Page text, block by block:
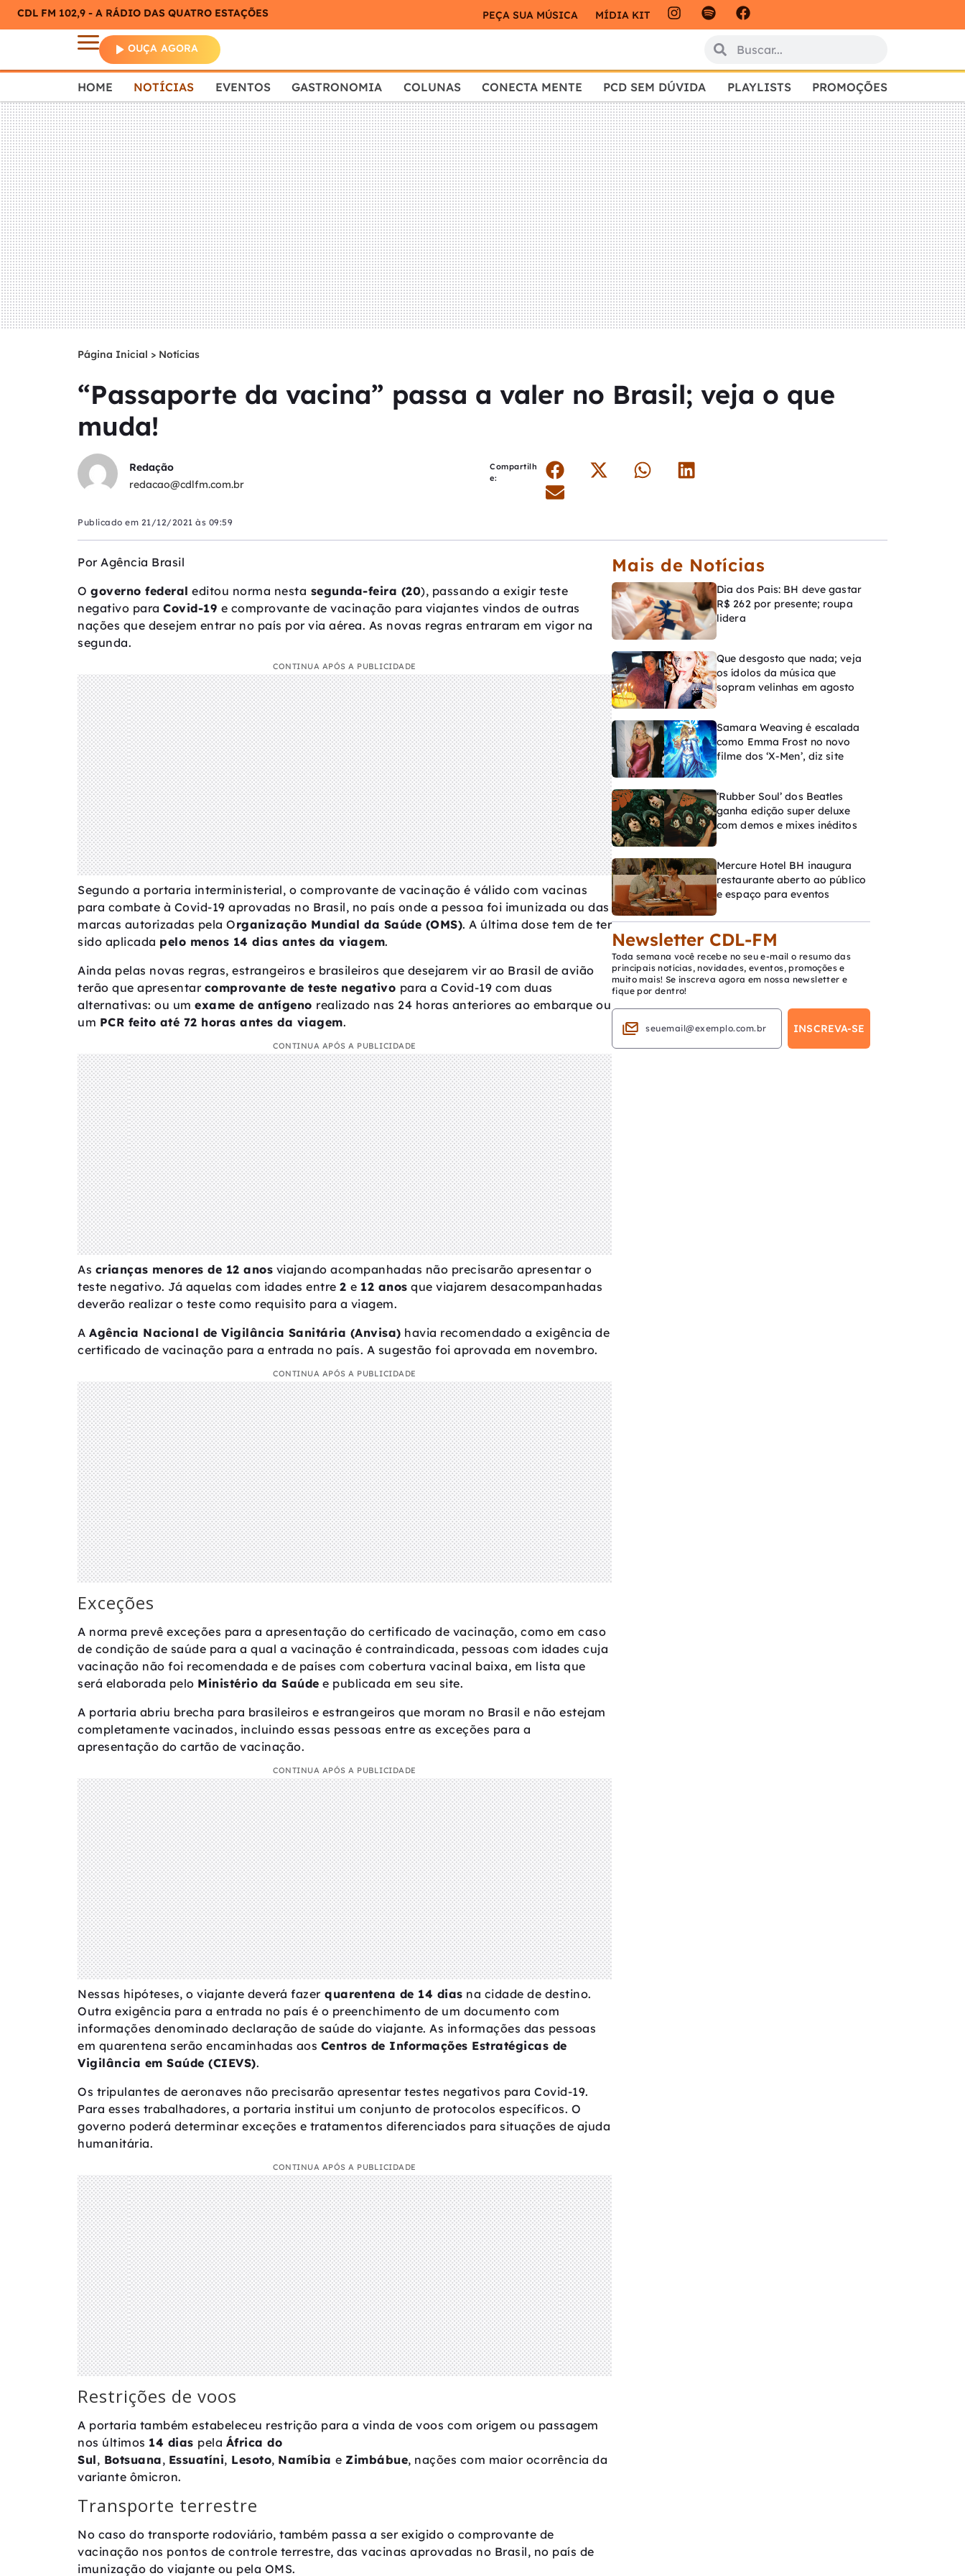
CDL FM 102,9 - A RÁDIO DAS QUATRO ESTAÇÕES PEÇA SUA MÚSICA MÍDIA KIT
OUÇA AGORA
HOME NOTÍCIAS EVENTOS GASTRONOMIA COLUNAS CONECTA MENTE PCD SEM DÚVIDA PLAYLISTS PROMOÇÕES
Página Inicial > Notícias
“Passaporte da vacina” passa a valer no Brasil; veja o que
muda!
Redação
redacao@cdlfm.com.br
Compartilh
e:
Publicado em 21/12/2021 às 09:59
Por Agência Brasil
O governo federal editou norma nesta segunda-feira (20), passando a exigir teste
negativo para Covid-19 e comprovante de vacinação para viajantes vindos de outras
nações que desejem entrar no país por via aérea. As novas regras entraram em vigor na
segunda.
CONTINUA APÓS A PUBLICIDADE
Segundo a portaria interministerial, o comprovante de vacinação é válido com vacinas
para combate à Covid-19 aprovadas no Brasil, no país onde a pessoa foi imunizada ou das
marcas autorizadas pela Organização Mundial da Saúde (OMS). A última dose tem de ter
sido aplicada pelo menos 14 dias antes da viagem.
Ainda pelas novas regras, estrangeiros e brasileiros que desejarem vir ao Brasil de avião
terão que apresentar comprovante de teste negativo para a Covid-19 com duas
alternativas: ou um exame de antígeno realizado nas 24 horas anteriores ao embarque ou
um PCR feito até 72 horas antes da viagem.
CONTINUA APÓS A PUBLICIDADE
As crianças menores de 12 anos viajando acompanhadas não precisarão apresentar o
teste negativo. Já aquelas com idades entre 2 e 12 anos que viajarem desacompanhadas
deverão realizar o teste como requisito para a viagem.
A Agência Nacional de Vigilância Sanitária (Anvisa) havia recomendado a exigência de
certificado de vacinação para a entrada no país. A sugestão foi aprovada em novembro.
CONTINUA APÓS A PUBLICIDADE
Exceções
A norma prevê exceções para a apresentação do certificado de vacinação, como em caso
de condição de saúde para a qual a vacinação é contraindicada, pessoas com idades cuja
vacinação não foi recomendada e de países com cobertura vacinal baixa, em lista que
será elaborada pelo Ministério da Saúde e publicada em seu site.
A portaria abriu brecha para brasileiros e estrangeiros que moram no Brasil e não estejam
completamente vacinados, incluindo essas pessoas entre as exceções para a
apresentação do cartão de vacinação.
CONTINUA APÓS A PUBLICIDADE
Nessas hipóteses, o viajante deverá fazerquarentena de 14 dias na cidade de destino.
Outra exigência para a entrada no país é o preenchimento de um documento com
informações denominado declaração de saúde do viajante. As informações das pessoas
em quarentena serão encaminhadas aos Centros de Informações Estratégicas de
Vigilância em Saúde (CIEVS).
Os tripulantes de aeronaves não precisarão apresentar testes negativos para Covid-19.
Para esses trabalhadores, a portaria institui um conjunto de protocolos específicos. O
governo poderá determinar exceções e tratamentos diferenciados para situações de ajuda
humanitária.
CONTINUA APÓS A PUBLICIDADE
Restrições de voos
A portaria também estabeleceu restrição para a vinda de voos com origem ou passagem
nos últimos 14 dias pela África do
Sul, Botsuana, Essuatíni, Lesoto, Namíbia e Zimbábue, nações com maior ocorrência da
variante ômicron.
Transporte terrestre
No caso do transporte rodoviário, também passa a ser exigido o comprovante de
vacinação nos pontos de controle terrestre, das vacinas aprovadas no Brasil, no país de
imunização do viajante ou pela OMS.
Mais de Notícias
Dia dos Pais: BH deve gastar
R$ 262 por presente; roupa
lidera
Que desgosto que nada; veja
os ídolos da música que
sopram velinhas em agosto
Samara Weaving é escalada
como Emma Frost no novo
filme dos ‘X-Men’, diz site
‘Rubber Soul’ dos Beatles
ganha edição super deluxe
com demos e mixes inéditos
Mercure Hotel BH inaugura
restaurante aberto ao público
e espaço para eventos
Newsletter CDL-FM
Toda semana você recebe no seu e-mail o resumo das
principais notícias, novidades, eventos, promoções e
muito mais! Se inscreva agora em nossa newsletter e
fique por dentro!